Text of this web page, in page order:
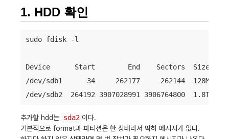
1. HDD 확인
sudo fdisk -l
Device      Start        End    Sectors  Size
/dev/sdb1      34     262177     262144  128M
추가할 hdd는 sda2 이다.
기본적으로 format과 파티션은 한 상태라서 딱히 메시지가 없다.